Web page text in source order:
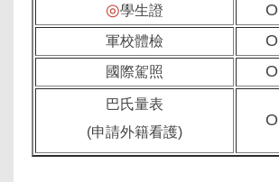
◎學生證 O
軍校體檢 O
國際駕照 O
巴氏量表
(申請外籍看護)
O